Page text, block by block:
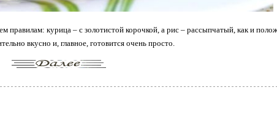
курица – с золотистой корочкой, а рис – рассыпчатый, как и
вкусно и, главное, готовится очень просто.